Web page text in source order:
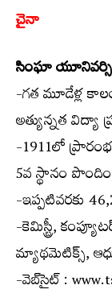
చైనా
సింఘా
-గత మూడేళ్ల
అత్యున్నత
-1911లో
5వ స్థానం
-ఇప్పటివరకు
-కెమిస్ట్రీ,
మ్యాథమెటిక్స్,
-వెబ్‌సైట్ :